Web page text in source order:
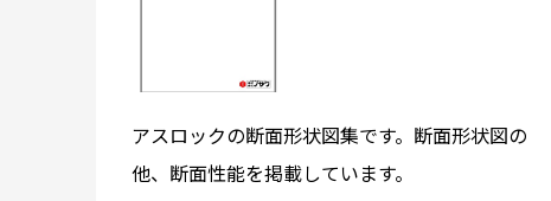
アスロックの断面形状図集です。断面形状図の
他、断面性能を掲載しています。